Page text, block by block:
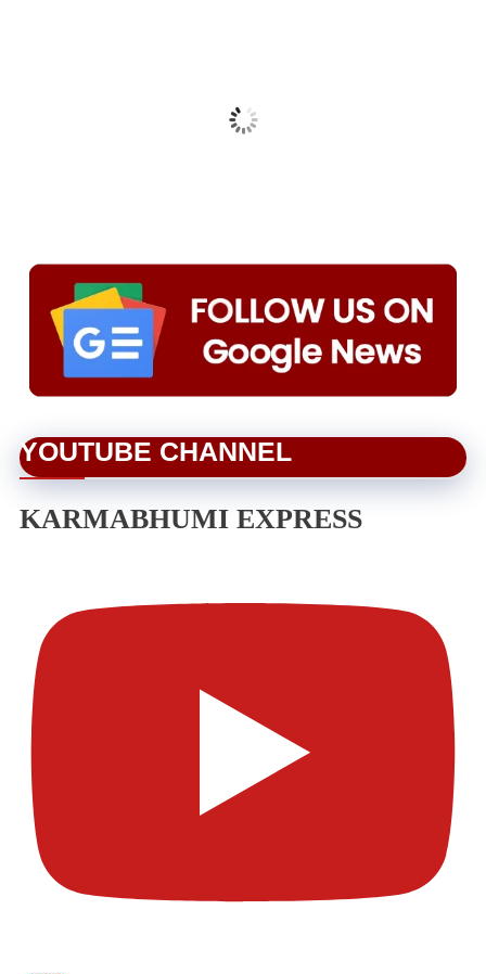
YOUTUBE CHANNEL
KARMABHUMI EXPRESS